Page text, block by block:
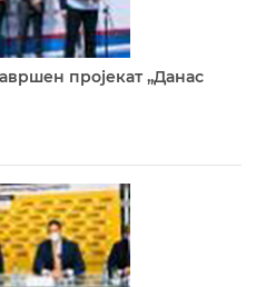
пројекат „Данас